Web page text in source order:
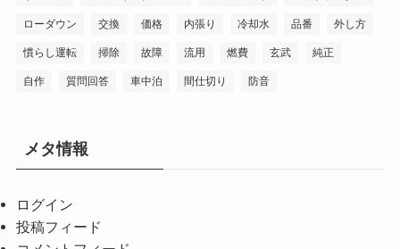
ローダウン 交換 価格 内張り 冷却水 品番 外し方
慣らし運転 掃除 故障 流用 燃費 玄武 純正
自作 質問回答 車中泊 間仕切り 防音
メタ情報
ログイン
投稿フィード